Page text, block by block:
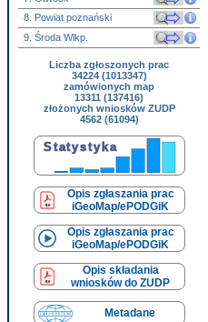
8. Powiat poznański
9. Środa Wlkp.
Liczba zgłoszonych prac
34224 (1013347)
zamówionych map
13311 (137416)
złożonych wniosków ZUDP
4562 (61094)
Opis zgłaszania prac
iGeoMap/ePODGiK
Opis zgłaszania prac
iGeoMap/ePODGiK
Opis składania
wniosków do ZUDP
Metadane